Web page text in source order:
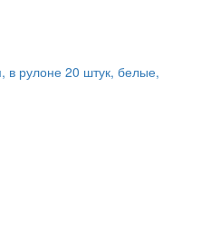
рулоне 20 штук, белые,